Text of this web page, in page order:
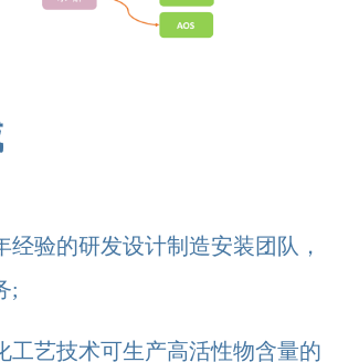
经验的研发设计制造安装团队，
;
工艺技术可生产高活性物含量的